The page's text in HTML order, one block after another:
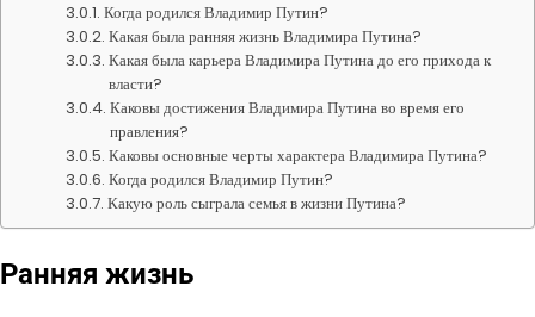
Когда родился Владимир Путин?
Какая была ранняя жизнь Владимира Путина?
Какая была карьера Владимира Путина до его прихода к
власти?
Каковы достижения Владимира Путина во время его
правления?
Каковы основные черты характера Владимира Путина?
Когда родился Владимир Путин?
Какую роль сыграла семья в жизни Путина?
Ранняя жизнь